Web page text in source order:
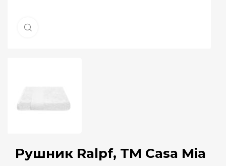
Рушник Ralpf, TM Casa Mia